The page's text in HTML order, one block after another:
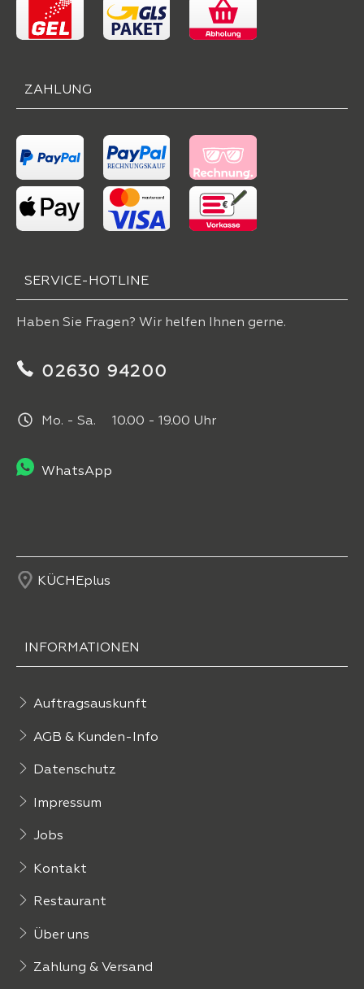
ZAHLUNG
SERVICE-HOTLINE
Haben Sie Fragen? Wir helfen Ihnen gerne.
02630 94200
Mo. - Sa. 10.00 - 19.00 Uhr
WhatsApp
KÜCHEplus
INFORMATIONEN
Auftragsauskunft
AGB & Kunden-Info
Datenschutz
Impressum
Jobs
Kontakt
Restaurant
Über uns
Zahlung & Versand